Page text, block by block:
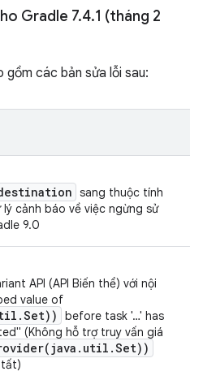
Gradle 7.4.1 (tháng 2
gồm các bản sửa lỗi sau:
sang thuộc tính
lý cảnh báo về việc ngừng sử
9.0
API (API Biến thể) với nội
value of
before task '…' has
(Không hỗ trợ truy vấn giá